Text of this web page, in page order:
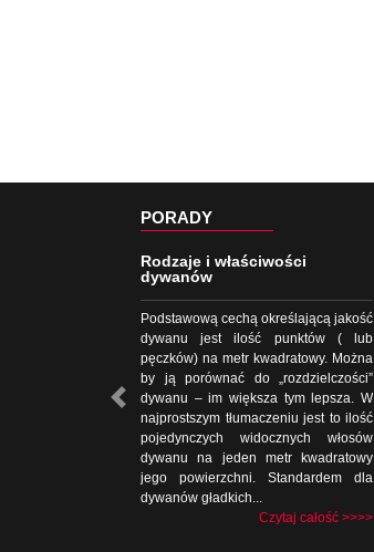
PORADY
Rodzaje i właściwości
dywanów
Podstawową cechą określającą jakość
dywanu jest ilość punktów ( lub
pęczków) na metr kwadratowy. Można
by ją porównać do „rozdzielczości”
dywanu – im większa tym lepsza. W
najprostszym tłumaczeniu jest to ilość
pojedynczych widocznych włosów
dywanu na jeden metr kwadratowy
jego powierzchni. Standardem dla
dywanów gładkich...
Czytaj całość >>>>